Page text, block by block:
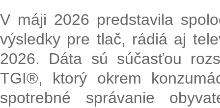
V máji 2026 predstavila
výsledky pre tlač, rádiá aj
2026. Dáta sú súčasťou
TGI®, ktorý okrem
spotrebné správanie